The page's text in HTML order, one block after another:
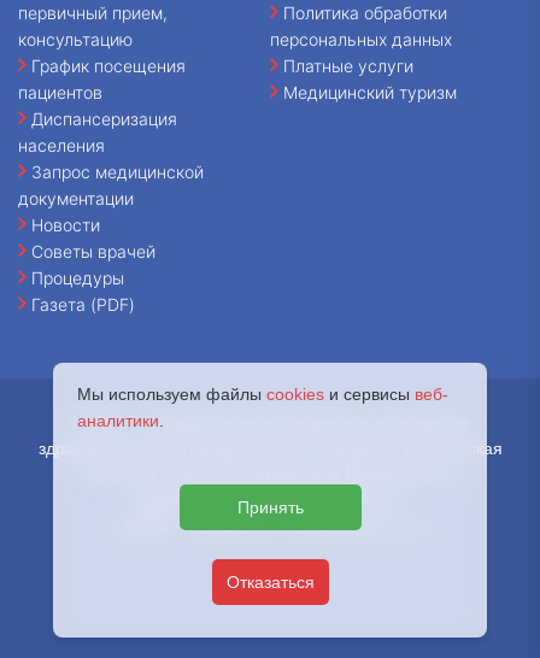
первичный прием,
консультацию
График посещения
пациентов
Диспансеризация
населения
Запрос медицинской
документации
Новости
Советы врачей
Процедуры
Газета (PDF)
Политика обработки
персональных данных
Платные услуги
Медицинский туризм
© 2026 - Государственное бюджетное учреждение
здравоохранения города Москвы «Городская клиническая
здравоохранения города Москвы.
127644, г. Москва, ул. Лобненская, д. 10
Мы используем файлы cookies и сервисы веб-
аналитики
Принять
Отказаться